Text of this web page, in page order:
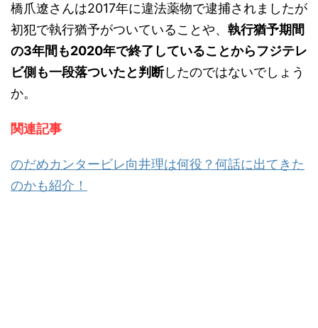
橋爪遼さんは2017年に違法薬物で逮捕されましたが
初犯で執行猶予がついていることや、 執行猶予期間
の3年間も2020年で終了していることからフジテレ
ビ側も一段落ついたと判断したのではないでしょう
か。
関連記事
のだめカンタービレ向井理は何役？何話に出てきた
のかも紹介！